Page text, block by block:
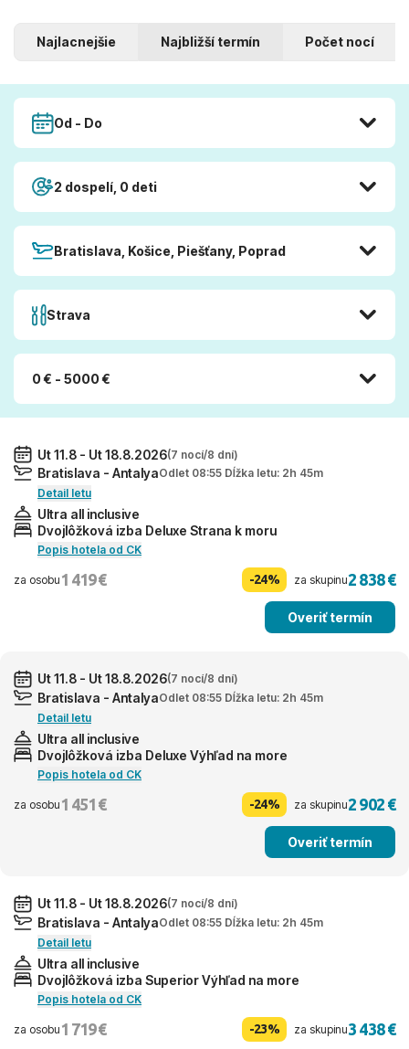
Najlacnejšie Najbližší termín Počet nocí
Od - Do
2 dospelí, 0 deti
Bratislava, Košice, Piešťany, Poprad
Strava
0 € - 5000 €
Ut 11.8 - Ut 18.8.2026(7 nocí/8 dní)
Bratislava - AntalyaOdlet 08:55 Dĺžka letu: 2h 45m
Detail letu
Ultra all inclusive
Dvojlôžková izba Deluxe Strana k moru
Popis hotela od CK
za osobu 1 419 € -24% za skupinu2 838 €
Overiť termín
Ut 11.8 - Ut 18.8.2026(7 nocí/8 dní)
Bratislava - AntalyaOdlet 08:55 Dĺžka letu: 2h 45m
Detail letu
Ultra all inclusive
Dvojlôžková izba Deluxe Výhľad na more
Popis hotela od CK
za osobu 1 451 € -24% za skupinu2 902 €
Overiť termín
Ut 11.8 - Ut 18.8.2026(7 nocí/8 dní)
Bratislava - AntalyaOdlet 08:55 Dĺžka letu: 2h 45m
Detail letu
Ultra all inclusive
Dvojlôžková izba Superior Výhľad na more
Popis hotela od CK
za osobu 1 719 € -23% za skupinu3 438 €